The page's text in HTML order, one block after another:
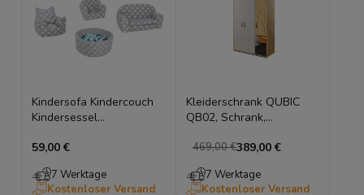
Kindersofa Kindercouch
Kindersessel
Kindermöbel Sterne
59,00 €
7 Werktage
Kostenloser Versand
Kleiderschrank QUBIC
QB02, Schrank,
Türiger mit Beleuchtung
389,00 €
469,00 €
7 Werktage
Kostenloser Versand